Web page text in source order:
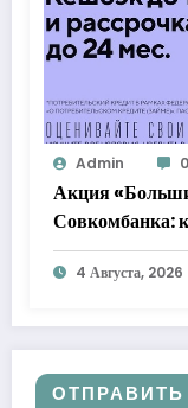
Admin 0
Акция
Совкомбанка:
до 24 месяцев
4 Августа, 2026